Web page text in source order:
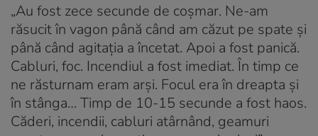
„Au fost zece secunde de coșmar. Ne-am
răsucit în vagon până când am căzut pe spate și
până când agitația a încetat. Apoi a fost panică.
Cabluri, foc. Incendiul a fost imediat. În timp ce
ne răsturnam eram arși. Focul era în dreapta și
în stânga… Timp de 10-15 secunde a fost haos.
Căderi, incendii, cabluri atârnând, geamuri